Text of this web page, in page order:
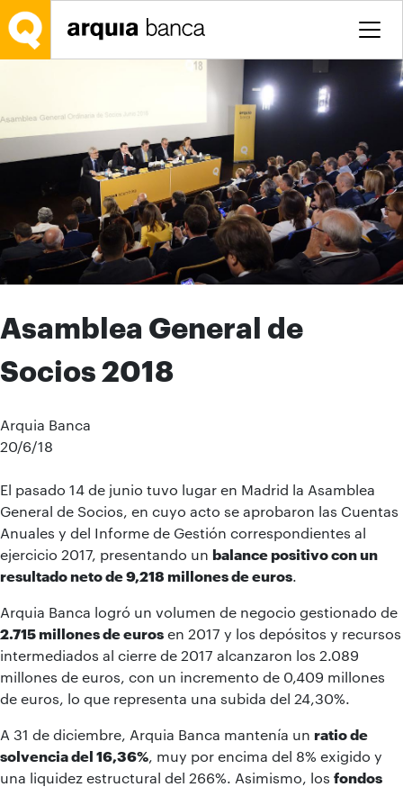
Saltar al contenido principal
Asamblea General de
Socios 2018
Arquia Banca
20/6/18
El pasado 14 de junio tuvo lugar en Madrid la Asamblea
General de Socios, en cuyo acto se aprobaron las Cuentas
Anuales y del Informe de Gestión correspondientes al
ejercicio 2017, presentando un balance positivo con un
resultado neto de 9,218 millones de euros
Arquia Banca logró un volumen de negocio gestionado de
2.715 millones de euros en 2017 y los depósitos y recursos
intermediados al cierre de 2017 alcanzaron los 2.089
millones de euros, con un incremento de 0,409 millones
de euros, lo que representa una subida del 24,30%.
A 31 de diciembre, Arquia Banca mantenía un ratio de
solvencia del 16,36% , muy por encima del 8% exigido y
una liquidez estructural del 266%. Asimismo, los fondos